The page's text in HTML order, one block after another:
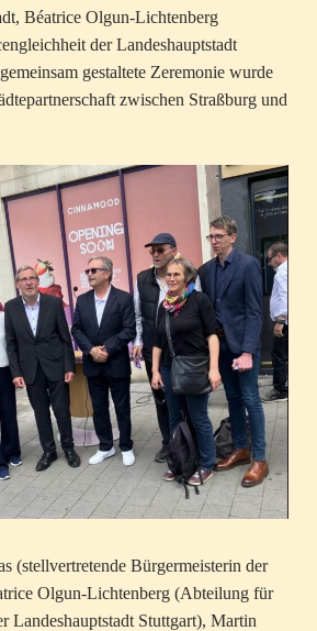
Béatrice Olgun-Lichtenberg
der Landeshauptstadt
gestaltete Zeremonie wurde
zwischen Straßburg und
(stellvertretende Bürgermeisterin der
Olgun-Lichtenberg (Abteilung für
Landeshauptstadt Stuttgart), Martin